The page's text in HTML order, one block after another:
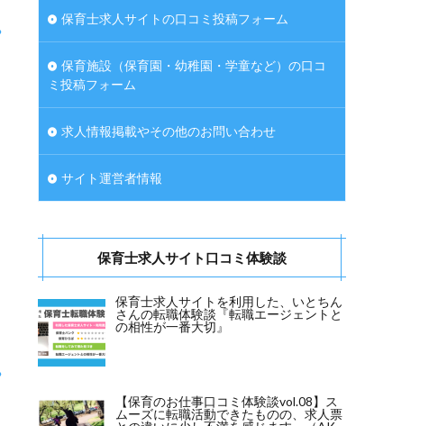
保育士求人サイトの口コミ投稿フォーム
保育施設（保育園・幼稚園・学童など）の口コ
ミ投稿フォーム
求人情報掲載やその他のお問い合わせ
サイト運営者情報
保育士求人サイト口コミ体験談
保育士求人サイトを利用した、いとちん
さんの転職体験談『転職エージェントと
の相性が一番大切』
【保育のお仕事口コミ体験談vol.08】ス
ムーズに転職活動できたものの、求人票